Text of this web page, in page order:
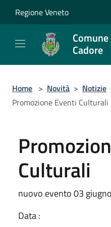
Regione Veneto
Cadore
Home > Novità > Notizie
Promozione Eventi Culturali
Culturali
nuovo evento 03
Data :